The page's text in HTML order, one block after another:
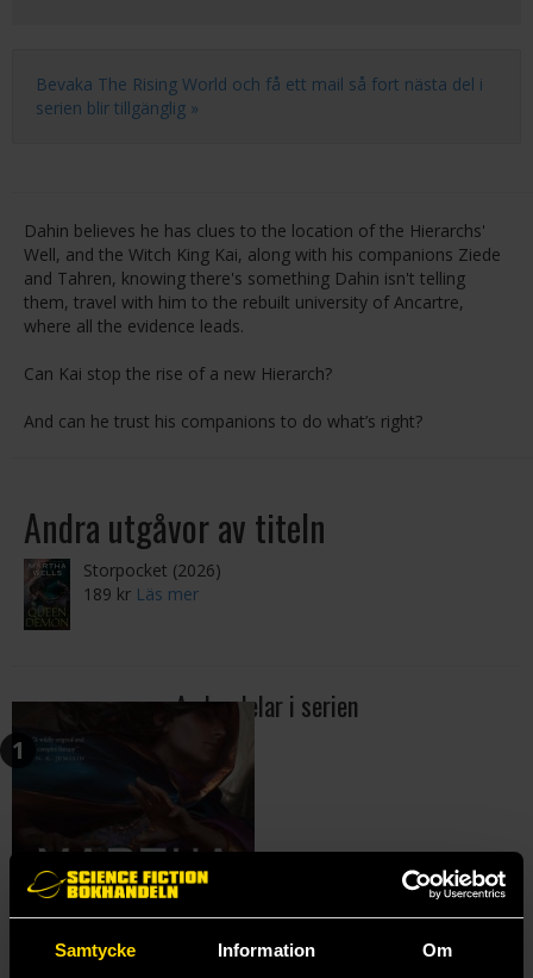
Samtycke Information Om
Bevaka The Rising World och få ett mail så fort nästa del i
serien blir tillgänglig »
Dahin believes he has clues to the location of the Hierarchs'
Well, and the Witch King Kai, along with his companions Ziede
and Tahren, knowing there's something Dahin isn't telling
them, travel with him to the rebuilt university of Ancartre,
where all the evidence leads.
Can Kai stop the rise of a new Hierarch?
And can he trust his companions to do what’s right?
Andra utgåvor av titeln
Storpocket (2026)
189 kr Läs mer
Andra delar i serien
1